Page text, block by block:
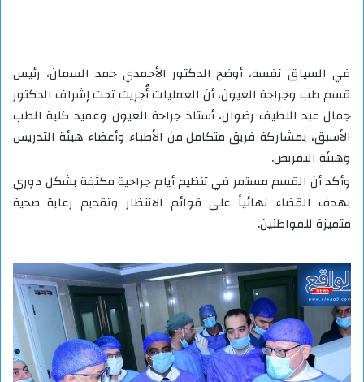
في السياق نفسه، أوضح الدكتور الأحمدي حمد السمان، رئيس
قسم طب وجراحة العيون، أن العمليات أُجريت تحت إشراف الدكتور
جمال عبد اللطيف رضوان، أستاذ جراحة العيون وعميد كلية الطب
الأسبق، بمشاركة فريق متكامل من الأطباء وأعضاء هيئة التدريس
وهيئة التمريض.
وأكد أن القسم مستمر في تنظيم أيام جراحية مكثفة بشكل دوري
بهدف القضاء نهائياً على قوائم الانتظار وتقديم رعاية صحية
متميزة للمواطنين.